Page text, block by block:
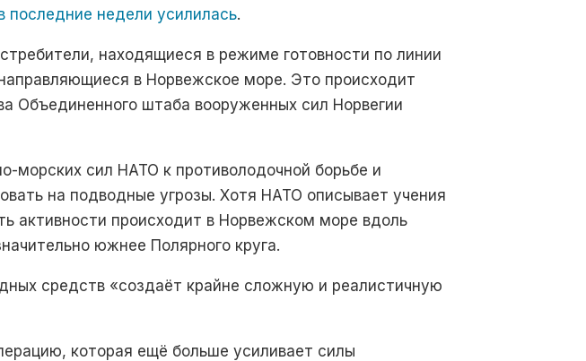
последние недели усилилась.
находящиеся в режиме готовности по линии
в Норвежское море. Это происходит
Объединенного штаба вооруженных сил Норвегии
морских сил НАТО к противолодочной борьбе и
на подводные угрозы. Хотя НАТО описывает учения
активности происходит в Норвежском море вдоль
южнее Полярного круга.
средств «создаёт крайне сложную и реалистичную
которая ещё больше усиливает силы